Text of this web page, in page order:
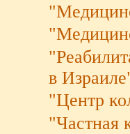
в
"Центр
"Частная